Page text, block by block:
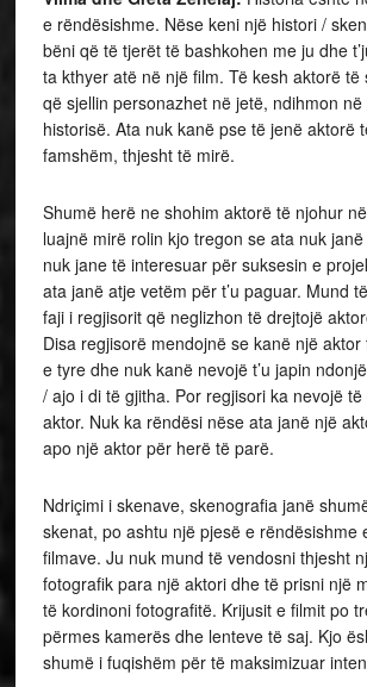
e rëndësishme. Nëse keni një histori /
bëni që të tjerët të bashkohen me ju dhe
ta kthyer atë në një film. Të kesh aktorë të
që sjellin personazhet në jetë, ndihmon
historisë. Ata nuk kanë pse të jenë aktorë
famshëm, thjesht të mirë.
Shumë herë ne shohim aktorë të njohur
luajnë mirë rolin kjo tregon se ata nuk
nuk jane të interesuar për suksesin e
ata janë atje vetëm për t’u paguar. Mund
faji i regjisorit që neglizhon të drejtojë
Disa regjisorë mendojnë se kanë një aktor
e tyre dhe nuk kanë nevojë t’u japin
/ ajo i di të gjitha. Por regjisori ka nevojë
aktor. Nuk ka rëndësi nëse ata janë një
apo një aktor për herë të parë.
Ndriçimi i skenave, skenografia janë
skenat, po ashtu një pjesë e rëndësishme
filmave. Ju nuk mund të vendosni thjesht
fotografik para një aktori dhe të prisni një
të kordinoni fotografitë. Krijusit e filmit po
përmes kamerës dhe lenteve të saj. Kjo
shumë i fuqishëm për të maksimizuar